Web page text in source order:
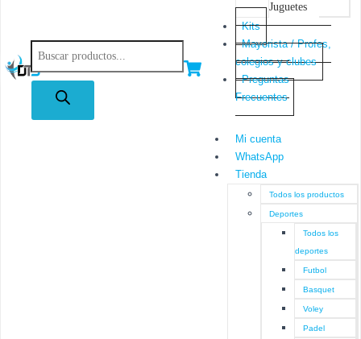
Juguetes
Kits
Mayorista / Profes,
colegios y clubes
Preguntas
Frecuentes
Mi cuenta
WhatsApp
Tienda
Todos los productos
Deportes
Todos los
deportes
Futbol
Basquet
Voley
Padel